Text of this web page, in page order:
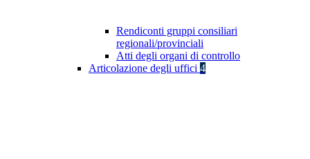
Rendiconti gruppi consiliari
regionali/provinciali
Atti degli organi di controllo
Articolazione degli uffici 4